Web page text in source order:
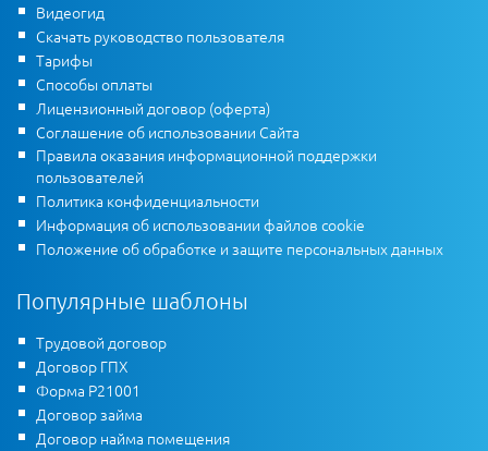
Видеогид
Скачать руководство пользователя
Тарифы
Способы оплаты
Лицензионный договор (оферта)
Соглашение об использовании Сайта
Правила оказания информационной поддержки
пользователей
Политика конфиденциальности
Информация об использовании файлов cookie
Положение об обработке и защите персональных данных
Популярные шаблоны
Трудовой договор
Договор ГПХ
Форма Р21001
Договор займа
Договор найма помещения